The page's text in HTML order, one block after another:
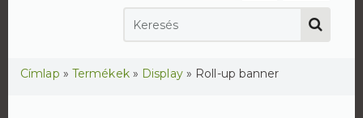
Jelenlegi hely
Címlap » Termékek » Display » Roll-up banner